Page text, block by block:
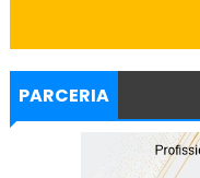
PARCERIA